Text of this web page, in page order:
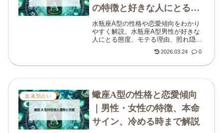
の特徴と好きな人にとる態
度
水瓶座A型の性格や恋愛傾向をわかり
やすく解説。水瓶座A型男性が好きな
人にとる態度、モテる理由、照れ隠し
特徴や別れのサインまで丁寧にまとめ
2026.03.24 0
血液型占い
蠍座A型の性格と恋愛傾向
｜男性・女性の特徴、本命
サイン、冷める時まで解説